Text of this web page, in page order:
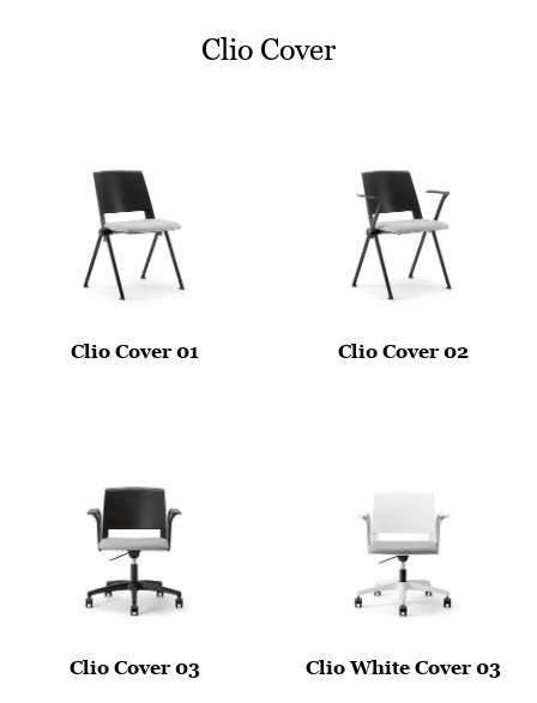
Clio Cover
Clio Cover 01 Clio Cover 02
Clio Cover 03 Clio White Cover 03